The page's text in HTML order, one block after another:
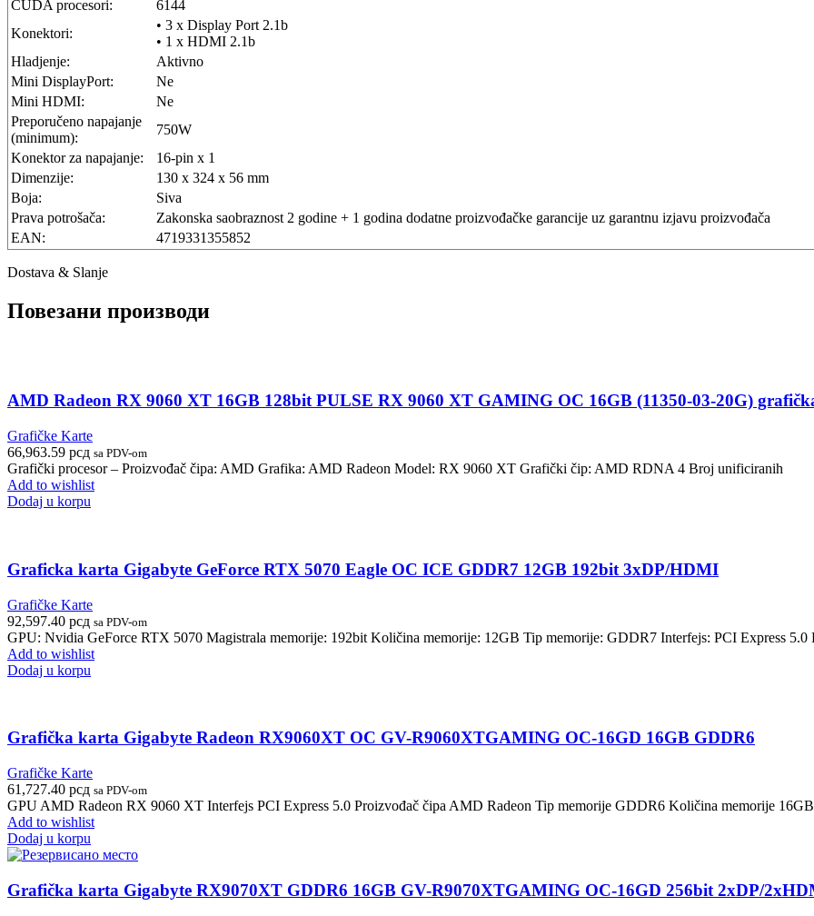
CUDA procesori:
6144
Konektori:
• 3 x Display Port 2.1b
• 1 x HDMI 2.1b
Hladjenje:
Aktivno
Mini DisplayPort:
Ne
Mini HDMI:
Ne
Preporučeno napajanje
(minimum):
750W
Konektor za napajanje:
16-pin x 1
Dimenzije:
130 x 324 x 56 mm
Boja:
Siva
Prava potrošača:
Zakonska saobraznost 2 godine + 1 godina dodatne proizvođačke garancije uz garantnu izjavu proizvođača
EAN:
4719331355852
Dostava & Slanje
Повезани производи
AMD Radeon RX 9060 XT 16GB 128bit PULSE RX 9060 XT GAMING OC 16GB (11350-03-20G)
Grafičke Karte
66,963.59 рсд sa PDV-om
Grafički procesor – Proizvođač čipa: AMD Grafika: AMD Radeon Model: RX 9060 XT Grafički čip: AMD RDNA 4 Broj unificiranih
Add to wishlist
Dodaj u korpu
Graficka karta Gigabyte GeForce RTX 5070 Eagle OC ICE GDDR7 12GB 192bit 3xDP/HDMI
Grafičke Karte
92,597.40 рсд sa PDV-om
GPU: Nvidia GeForce RTX 5070 Magistrala memorije: 192bit Količina memorije: 12GB Tip memorije: GDDR7 Interfejs: PCI Express 5.0
Add to wishlist
Dodaj u korpu
Grafička karta Gigabyte Radeon RX9060XT OC GV-R9060XTGAMING OC-16GD 16GB GDDR6
Grafičke Karte
61,727.40 рсд sa PDV-om
GPU AMD Radeon RX 9060 XT Interfejs PCI Express 5.0 Proizvođač čipa AMD Radeon Tip memorije GDDR6 Količina memorije 16GB
Add to wishlist
Dodaj u korpu
Grafička karta Gigabyte RX9070XT GDDR6 16GB GV-R9070XTGAMING OC-16GD 256bit 2xDP/